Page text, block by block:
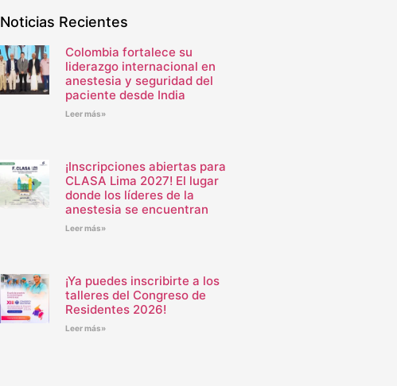
Noticias Recientes
Colombia fortalece su
liderazgo internacional en
anestesia y seguridad del
paciente desde India
Leer más»
¡Inscripciones abiertas para
CLASA Lima 2027! El lugar
donde los líderes de la
anestesia se encuentran
Leer más»
¡Ya puedes inscribirte a los
talleres del Congreso de
Residentes 2026!
Leer más»